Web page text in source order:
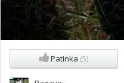
Patinka (5)